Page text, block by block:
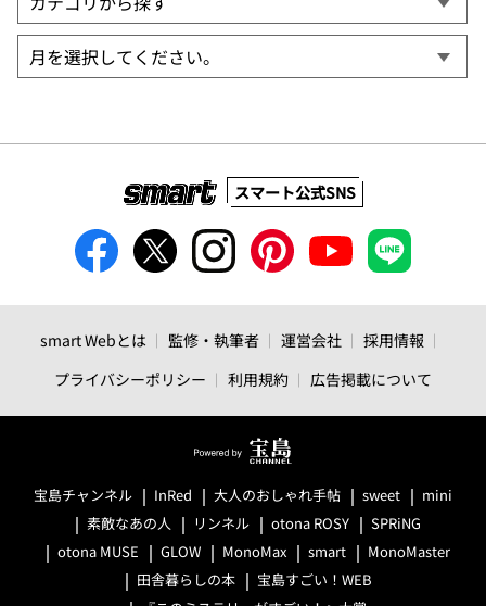
スマート公式SNS
smart Webとは 監修・執筆者 運営会社
採用情報
プライバシーポリシー
利用規約 広告掲載について
宝島チャンネル InRed 大人のおしゃれ手帖 sweet
mini
素敵なあの人
リンネル otona ROSY
SPRiNG
otona MUSE
GLOW MonoMax smart
MonoMaster
田舎暮らしの本
宝島すごい！WEB